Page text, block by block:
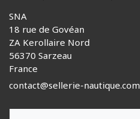
SNA
18 rue de Govéan
ZA Kerollaire Nord
56370 Sarzeau
France
contact@sellerie-nautique.com